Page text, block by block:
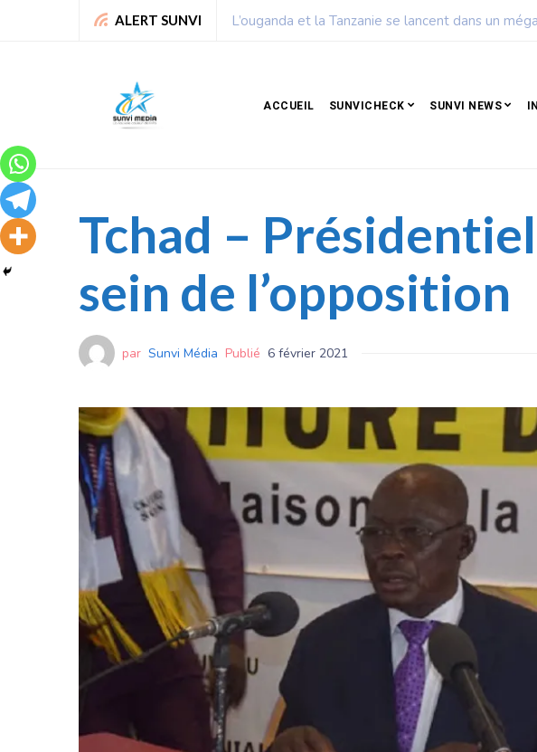
ALERT SUNVI Chronique de Nelie : Un peuple qui résiste est
ACCUEIL SUNVICHECK SUNVI NEWS
Tchad –
sein de l’opposition
par Sunvi Média Publié 6 février 2021